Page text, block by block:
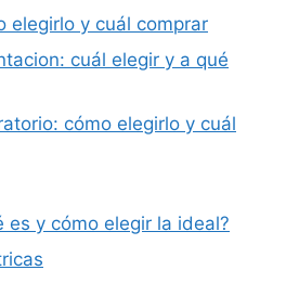
elegirlo y cuál comprar
cuál elegir y a qué
cómo elegirlo y cuál
es y cómo elegir la ideal?